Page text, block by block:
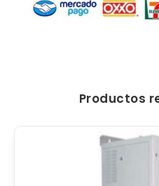
Productos